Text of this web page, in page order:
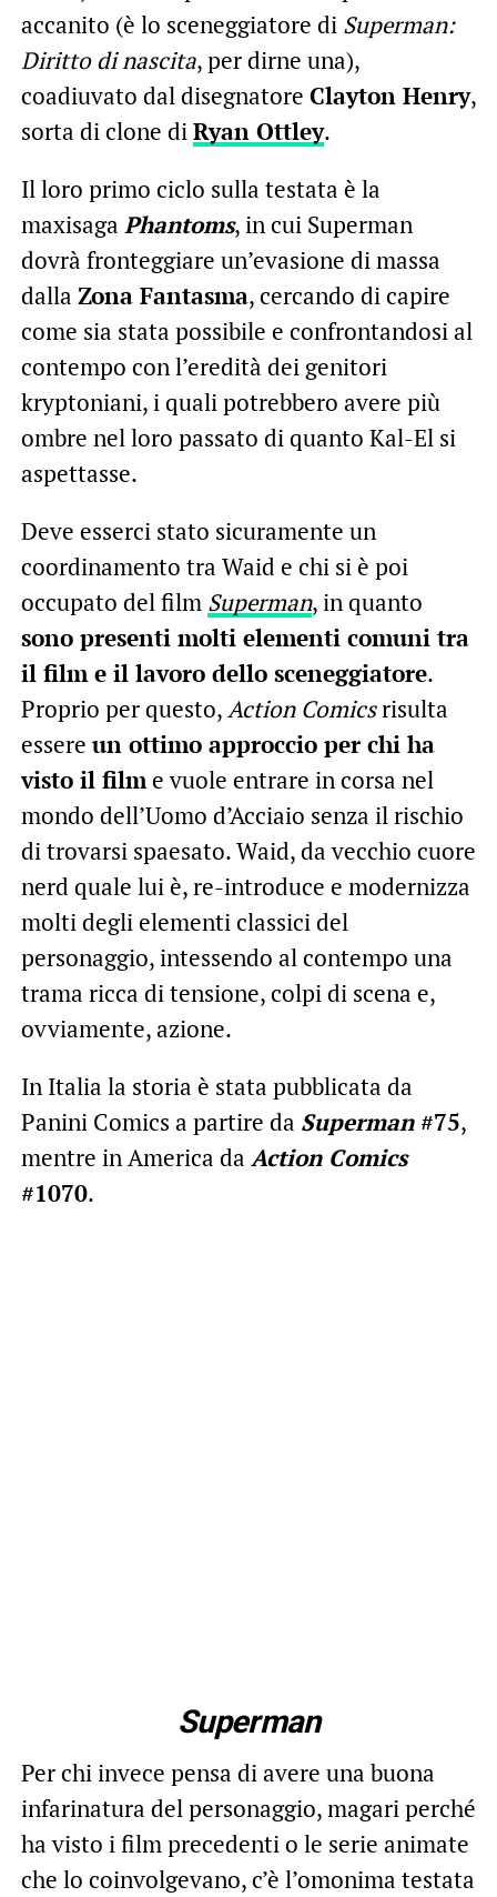
accanito (è lo sceneggiatore di Superman:
Diritto di nascita, per dirne una),
coadiuvato dal disegnatore Clayton Henry,
sorta di clone diRyan Ottley.
Il loro primo ciclo sulla testata è la
maxisaga Phantoms, in cui Superman
dovrà fronteggiare un’evasione di massa
dalla Zona Fantasma, cercando di capire
come sia stata possibile e confrontandosi al
contempo con l’eredità dei genitori
kryptoniani, i quali potrebbero avere più
ombre nel loro passato di quanto Kal-El si
aspettasse.
Deve esserci stato sicuramente un
coordinamento tra Waid e chi si è poi
occupato del film Superman, in quanto
sono presenti molti elementi comuni tra
il film e il lavoro dello sceneggiatore.
Proprio per questo,Action Comicsrisulta
essere un ottimo approccio per chi ha
visto il filme vuole entrare in corsa nel
mondo dell’Uomo d’Acciaio senza il rischio
di trovarsi spaesato. Waid, da vecchio cuore
nerd quale lui è, re-introduce e modernizza
molti degli elementi classici del
personaggio, intessendo al contempo una
trama ricca di tensione, colpi di scena e,
ovviamente, azione.
In Italia la storia è stata pubblicata da
Panini Comics a partire da Superman #75,
mentre in America da Action Comics
#1070.
Superman
Per chi invece pensa di avere una buona
infarinatura del personaggio, magari perché
ha visto i film precedenti o le serie animate
che lo coinvolgevano, c’è l’omonima testata